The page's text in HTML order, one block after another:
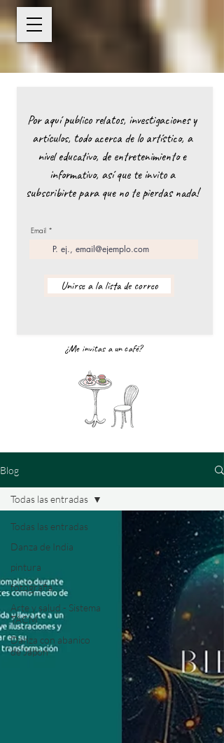
Por aquí publico relatos, investigaciones y
artículos, todo acerca de lo artístico, a
nivel educativo, de entretenimiento e
informativo, así que te invito a
subscribirte para que no te pierdas nada!
Email
Unirse a la lista de correo
¿Me invitas a un café?
Blog
Todas las entradas
Danza de India
pintura
fotografia
Arte y salud - Sistema
TACM
Danza con abanico
de Japon
Todas las entradas